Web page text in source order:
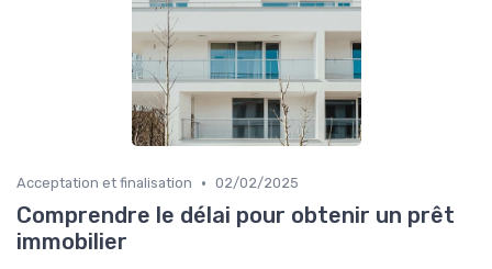
Acceptation et finalisation • 02/02/2025
Comprendre le délai pour obtenir un prêt
immobilier